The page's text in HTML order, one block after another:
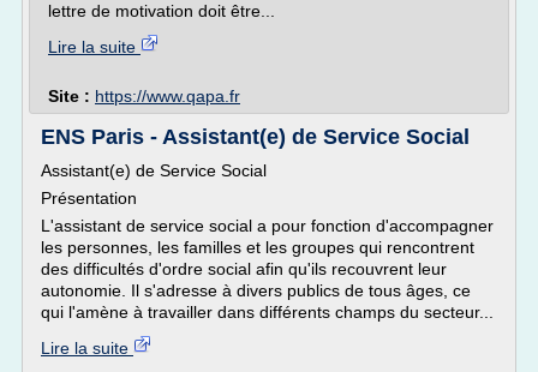
lettre de motivation doit être...
Lire la suite
Site : https://www.qapa.fr
ENS Paris - Assistant(e) de Service Social
Assistant(e) de Service Social
Présentation
L'assistant de service social a pour fonction d'accompagner
les personnes, les familles et les groupes qui rencontrent
des difficultés d'ordre social afin qu'ils recouvrent leur
autonomie. Il s'adresse à divers publics de tous âges, ce
qui l'amène à travailler dans différents champs du secteur...
Lire la suite